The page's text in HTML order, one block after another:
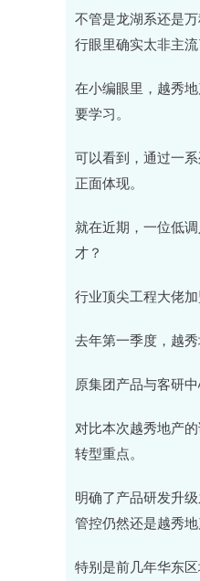
不管是龙湖系还是
行眼里确实太非主流
在小编眼里，越秀
要学习。
可以看到，通过一
正面体现。
就在近期，一位低
才？
行业顶尖工程大佬
去年第一季度，越
原集团产品与客研
对比本次越秀地产
转型重点。
明确了产品研发升
管控仍然还是越秀地
特别是前几年华东